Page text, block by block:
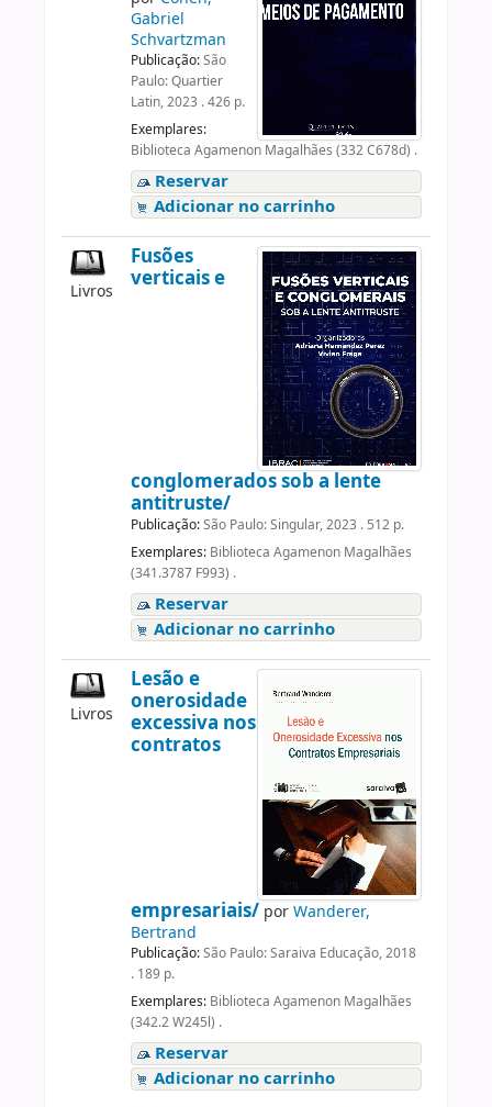
Gabriel
Schvartzman
Publicação:São
Paulo: Quartier
Latin, 2023 . 426 p.
Exemplares:
Biblioteca Agamenon Magalhães (332 C678d) .
Reservar
Adicionar no carrinho
Livros
Fusões
verticais e
conglomerados sob a lente
antitruste/
Publicação:São Paulo: Singular, 2023 . 512 p.
Exemplares: Biblioteca Agamenon Magalhães
(341.3787 F993) .
Reservar
Adicionar no carrinho
Livros
Lesão e
onerosidade
excessiva nos
contratos
empresariais/ porWanderer,
Bertrand
Publicação:São Paulo: Saraiva Educação, 2018
. 189 p.
Exemplares: Biblioteca Agamenon Magalhães
(342.2 W245l) .
Reservar
Adicionar no carrinho